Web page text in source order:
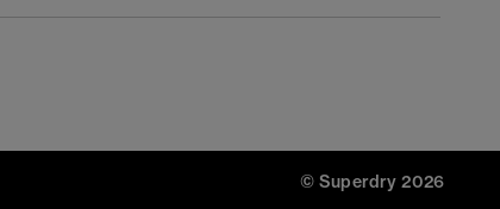
© Superdry 2026